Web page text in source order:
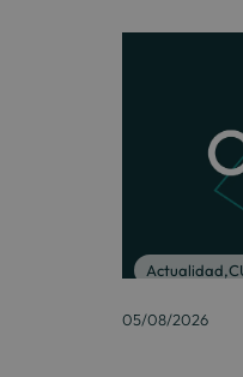
Actualidad,
05/08/2026